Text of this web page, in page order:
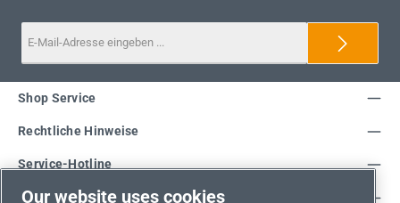
Service-Hotline
Shop Service
Rechtliche Hinweise
Unsere Vorteile
Our website uses cookies